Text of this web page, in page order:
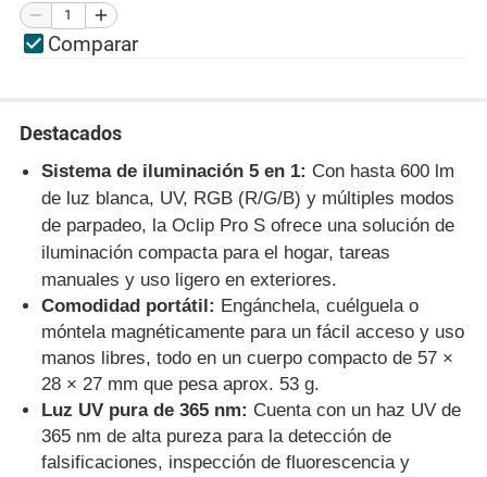
Comparar
Destacados
Sistema de iluminación 5 en 1: Con hasta 600 lm
de luz blanca, UV, RGB (R/G/B) y múltiples modos
de parpadeo, la Oclip Pro S ofrece una solución de
iluminación compacta para el hogar, tareas
manuales y uso ligero en exteriores.
Comodidad portátil: Engánchela, cuélguela o
móntela magnéticamente para un fácil acceso y uso
manos libres, todo en un cuerpo compacto de 57 ×
28 × 27 mm que pesa aprox. 53 g.
Luz UV pura de 365 nm: Cuenta con un haz UV de
365 nm de alta pureza para la detección de
falsificaciones, inspección de fluorescencia y